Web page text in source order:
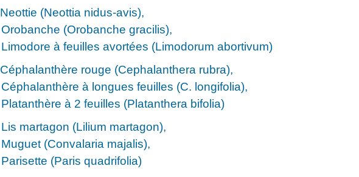
Neottie (Neottia nidus-avis),
Orobanche (Orobanche gracilis),
Limodore à feuilles avortées (Limodorum abortivum)
Céphalanthère rouge (Cephalanthera rubra),
Céphalanthère à longues feuilles (C. longifolia),
Platanthère à 2 feuilles (Platanthera bifolia)
Lis martagon (Lilium martagon),
Muguet (Convalaria majalis),
Parisette (Paris quadrifolia)